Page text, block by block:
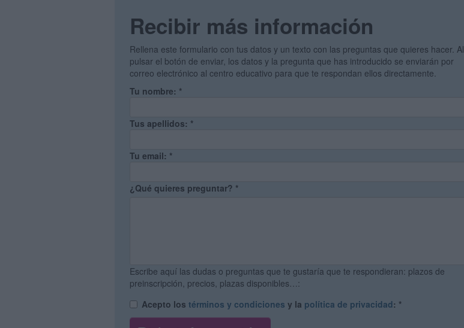
Recibir más información
Rellena este formulario con tus datos y un texto con las preguntas que quieres hacer. Al
pulsar el botón de enviar, los datos y la pregunta que has introducido se enviarán por
correo electrónico al centro educativo para que te respondan ellos directamente.
Tu nombre: *
Tus apellidos: *
Tu email: *
¿Qué quieres preguntar? *
Escribe aquí las dudas o preguntas que te gustaría que te respondieran: plazos de
preinscripción, precios, plazas disponibles…:
Acepto los términos y condiciones y la política de privacidad: *